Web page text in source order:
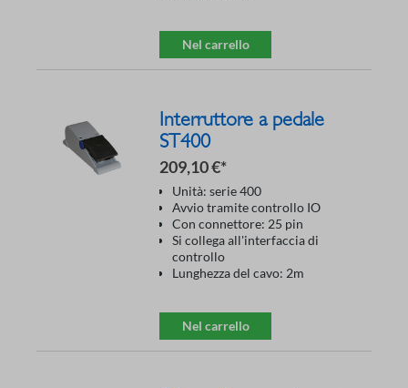
Nel carrello
Interruttore a pedale
ST400
209,10 €*
Unità: serie 400
Avvio tramite controllo IO
Con connettore: 25 pin
Si collega all'interfaccia di
controllo
Lunghezza del cavo: 2m
Nel carrello